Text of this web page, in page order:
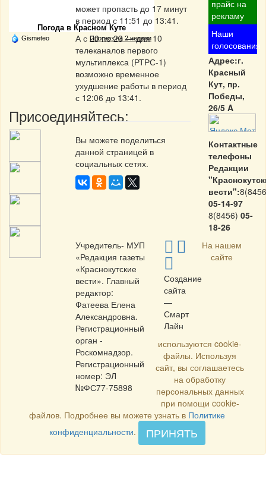
Частная реклама
Погода в Красном Куте
Gismeteo Прогноз на 2 недели
Присоединяйтесь:
может пропасть до 17 минут
в период с 11:51 до 13:41.
А с 20 по 23 — для 10
телеканалов первого
мультиплекса (РТРС-1)
возможно временное
ухудшение работы в период
с 12:06 до 13:41.
Вы можете поделиться
данной страницей в
социальных сетях.
прайс на
рекламу
Наши
голосования
Адрес:г.
Красный
Кут, пр.
Победы,
26/5 A
Контактные
телефоны
Редакции
вести":
05-14-97
8(8456) 05-
18-26
Учредитель- МУП
«Редакция газеты
«Краснокутские
вести». Главный
редактор:
Фатеева Елена
Александровна.
Регистрационный
орган -
Роскомнадзор.
Регистрационный
номер: ЭЛ
№ФС77-75898
Создание
сайта
—
Смарт
Лайн
На нашем
сайте
используются cookie-
файлы. Используя
сайт, вы соглашаетесь
на обработку
персональных данных
при помощи cookie-
файлов. Подробнее вы можете узнать в Политике
конфиденциальности. ПРИНЯТЬ